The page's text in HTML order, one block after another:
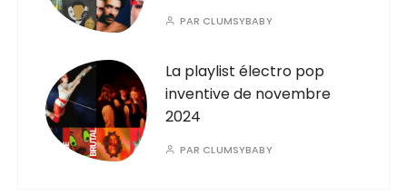
PAR CLUMSYBABY
La playlist électro pop
inventive de novembre
2024
PAR CLUMSYBABY